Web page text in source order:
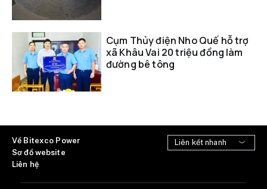
Cụm Thủy điện Nho Quế hỗ trợ
xã Khâu Vai 20 triệu đồng làm
đường bê tông
Về Bitexco Power
Sơ đồ website
Liên hệ